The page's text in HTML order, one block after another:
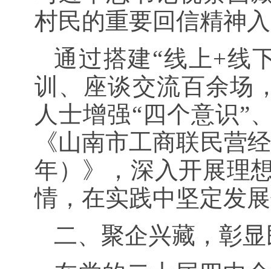
村民的重要回信精神
通过搭建“线上+线
训、座谈交流百余场
人士增强“四个意识”
《山南市工商联民营
年）》，深入开展理
情，在实践中坚定发
二、聚企兴藏，彰